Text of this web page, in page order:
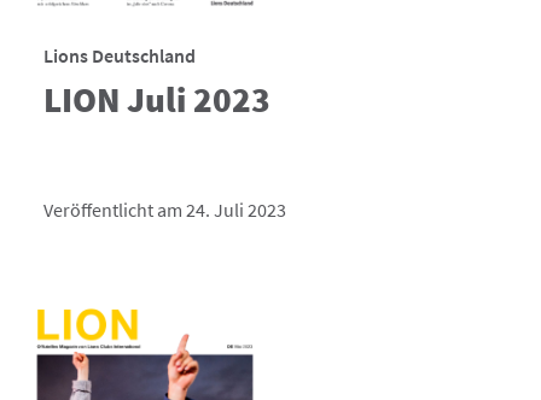
Lions Deutschland
LION Juli 2023
Veröffentlicht am 24. Juli 2023